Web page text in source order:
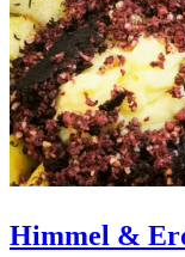
Himmel &